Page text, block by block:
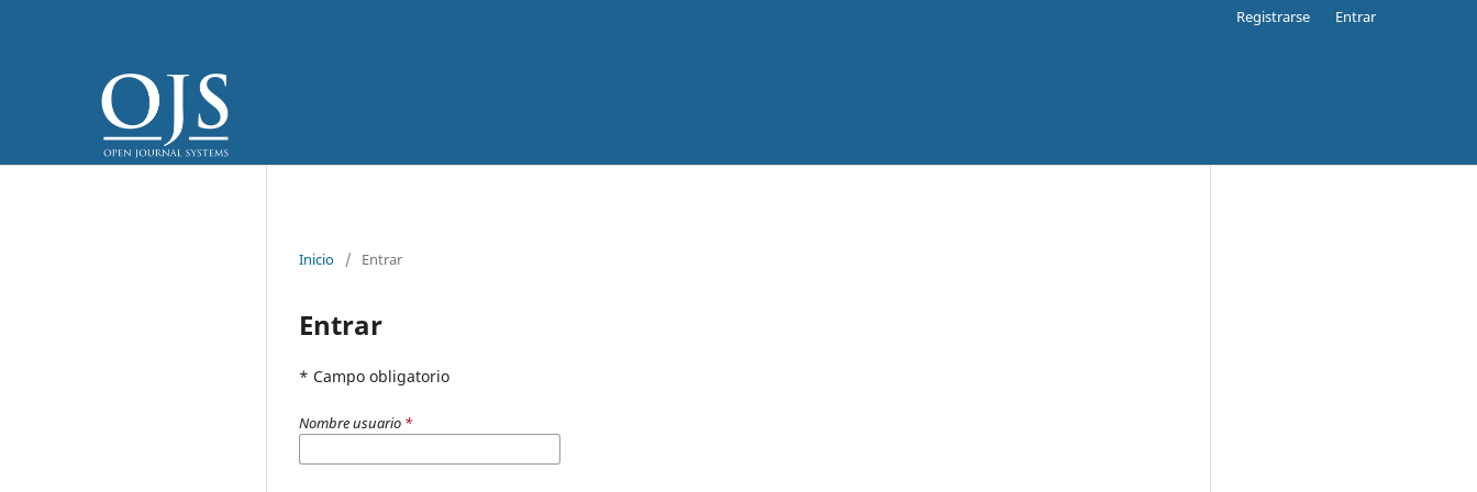
Registrarse Entrar
Inicio / Entrar
Entrar
* Campo obligatorio
Nombre usuario *